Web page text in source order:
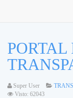
PORTAL
Super User
Visto: 62043